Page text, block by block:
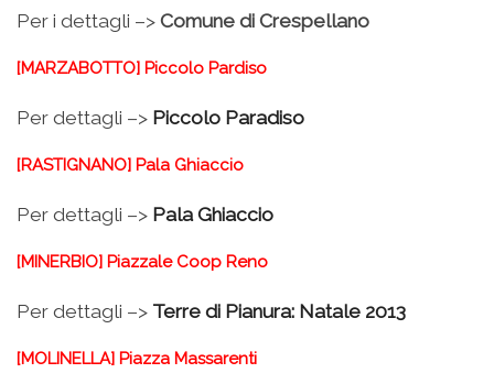
Per i dettagli –> Comune di Crespellano
[MARZABOTTO] Piccolo Pardiso
Per dettagli –> Piccolo Paradiso
[RASTIGNANO] Pala Ghiaccio
Per dettagli –> Pala Ghiaccio
[MINERBIO] Piazzale Coop Reno
Per dettagli –> Terre di Pianura: Natale 2013
[MOLINELLA] Piazza Massarenti